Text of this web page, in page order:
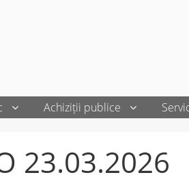
Achiziții publice
23.03.2026